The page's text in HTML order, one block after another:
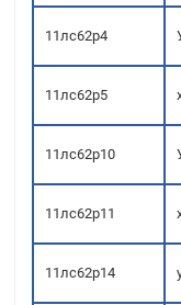
11лс62р4
11лс62р5
11лс62р10
11лс62р11
11лс62р14